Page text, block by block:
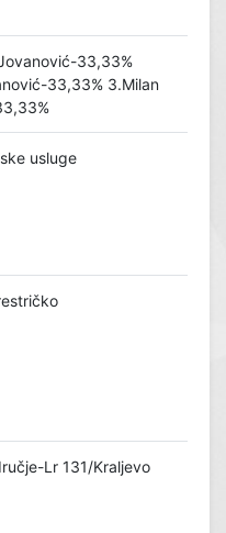
33,33%
33,33% 3.Milan
usluge
Lr 131/Kraljevo